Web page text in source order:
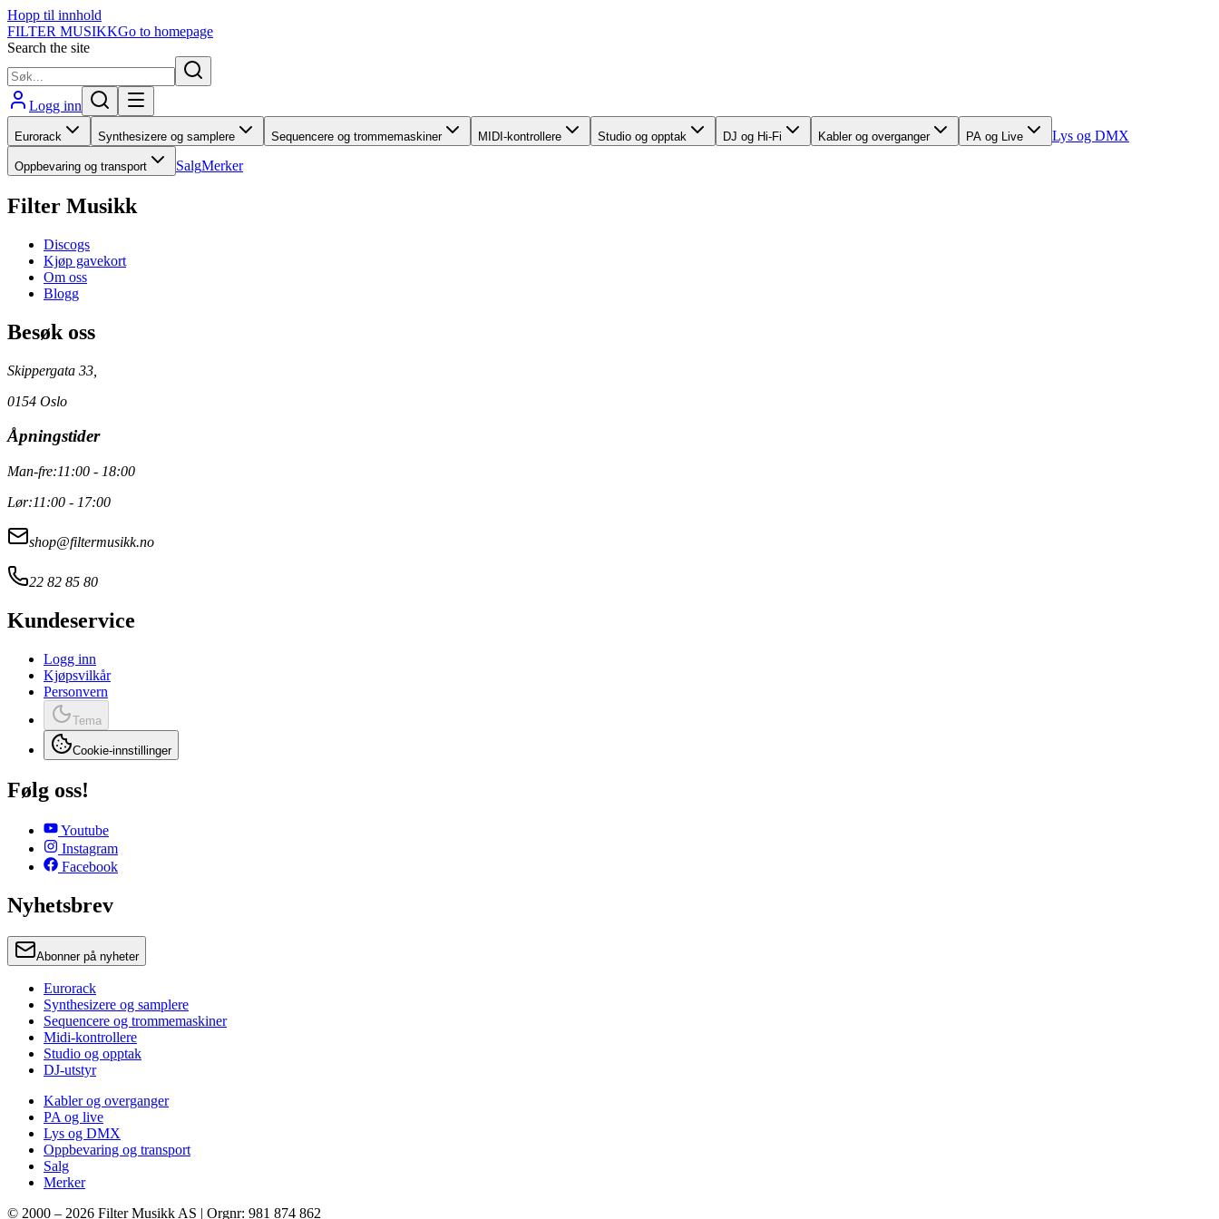
Hopp til innhold
FILTER MUSIKKGo to homepage
Search the site
Logg inn
Eurorack Synthesizere og samplere Sequencere og trommemaskiner MIDI-kontrollere Studio og opptak DJ og Hi-Fi Kabler og overganger PA og Live Lys og DMX
Oppbevaring og transport SalgMerker
Filter Musikk
Discogs
Kjøp gavekort
Om oss
Blogg
Besøk oss
Skippergata 33,
0154 Oslo
Åpningstider
Man-fre:11:00 - 18:00
Lør:11:00 - 17:00
shop@filtermusikk.no
22 82 85 80
Kundeservice
Logg inn
Kjøpsvilkår
Personvern
Tema
Cookie-innstillinger
Følg oss!
Youtube
Instagram
Facebook
Nyhetsbrev
Abonner på nyheter
Eurorack
Synthesizere og samplere
Sequencere og trommemaskiner
Midi-kontrollere
Studio og opptak
DJ-utstyr
Kabler og overganger
PA og live
Lys og DMX
Oppbevaring og transport
Salg
Merker
© 2000 – 2026 Filter Musikk AS | Orgnr: 981 874 862